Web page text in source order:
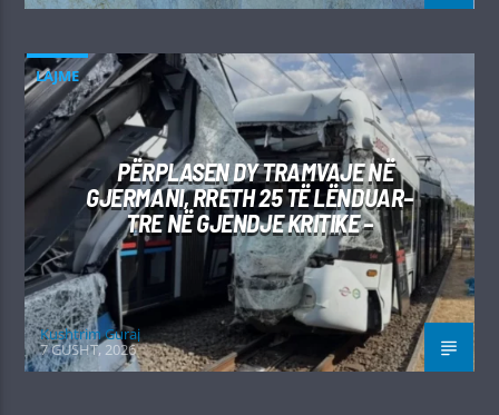
LAJME
PËRPLASEN DY TRAMVAJE NË
GJERMANI, RRETH 25 TË LËNDUAR–
TRE NË GJENDJE KRITIKE –
Kushtrim Guraj
7 GUSHT, 2026